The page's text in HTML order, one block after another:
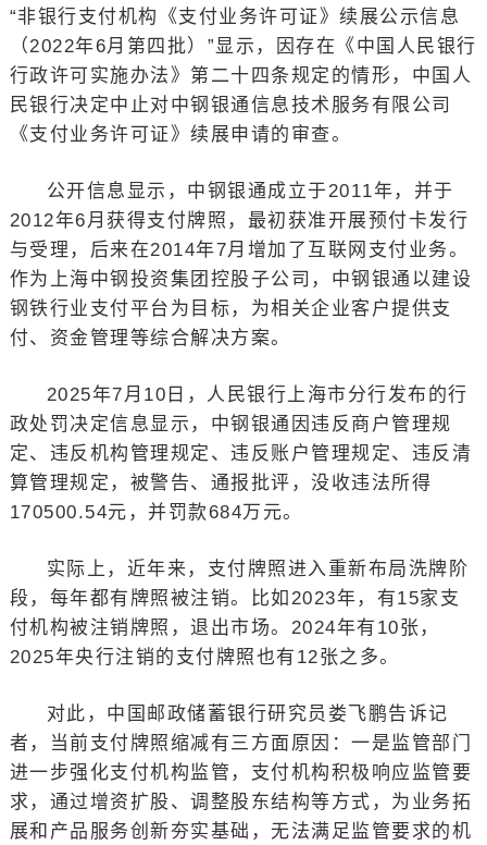
“非银行支付机构《支付业务许可证》续展公示信息
（2022年6月第四批）”显示，因存在《中国人民银行
行政许可实施办法》第二十四条规定的情形，中国人
民银行决定中止对中钢银通信息技术服务有限公司
《支付业务许可证》续展申请的审查。
公开信息显示，中钢银通成立于2011年，并于
2012年6月获得支付牌照，最初获准开展预付卡发行
与受理，后来在2014年7月增加了互联网支付业务。
作为上海中钢投资集团控股子公司，中钢银通以建设
钢铁行业支付平台为目标，为相关企业客户提供支
付、资金管理等综合解决方案。
2025年7月10日，人民银行上海市分行发布的行
政处罚决定信息显示，中钢银通因违反商户管理规
定、违反机构管理规定、违反账户管理规定、违反清
算管理规定，被警告、通报批评，没收违法所得
170500.54元，并罚款684万元。
实际上，近年来，支付牌照进入重新布局洗牌阶
段，每年都有牌照被注销。比如2023年，有15家支
付机构被注销牌照，退出市场。2024年有10张，
2025年央行注销的支付牌照也有12张之多。
对此，中国邮政储蓄银行研究员娄飞鹏告诉记
者，当前支付牌照缩减有三方面原因：一是监管部门
进一步强化支付机构监管，支付机构积极响应监管要
求，通过增资扩股、调整股东结构等方式，为业务拓
展和产品服务创新夯实基础，无法满足监管要求的机